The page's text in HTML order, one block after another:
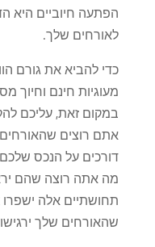
הפתעה חיוביים היא
לאורחים שלך.
כדי להביא את גורם
מעוגיות חינם וחיוך
במקום זאת, עליכם
אתם רוצים
דורכים על הנכס
מה אתה רוצה שהם
תחושתיים אלה
שהאורחים שלך